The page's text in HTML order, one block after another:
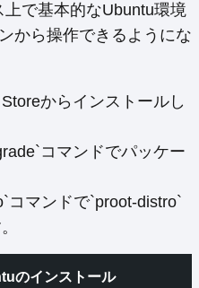
で基本的なUbuntu環境
から操作できるようにな
からインストールし
コマンドでパッケー
コマンドで`proot-distro`
のインストール